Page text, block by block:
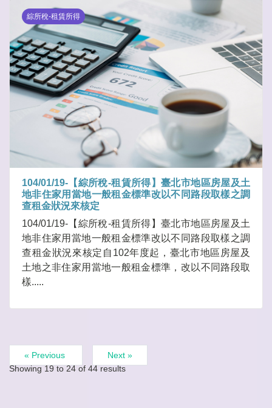
綜所稅-租賃所得
104/01/19-【綜所稅-租賃所得】臺北市地區房屋及土
地非住家用當地一般租金標準改以不同路段取樣之調
查租金狀況來核定
104/01/19-【綜所稅-租賃所得】臺北市地區房屋及土
地非住家用當地一般租金標準改以不同路段取樣之調
查租金狀況來核定自102年度起，臺北市地區房屋及
土地之非住家用當地一般租金標準，改以不同路段取
樣.....
« Previous
Next »
Showing 19 to 24 of 44 results